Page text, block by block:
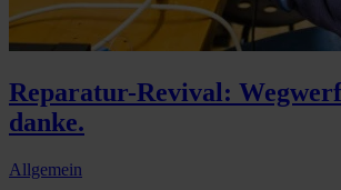
Reparatur-Revival:
danke.
Allgemein